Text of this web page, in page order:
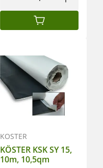
IN DEN WARENKORB
KÖSTER
KÖSTER KSK SY 15,
10m, 10,5qm